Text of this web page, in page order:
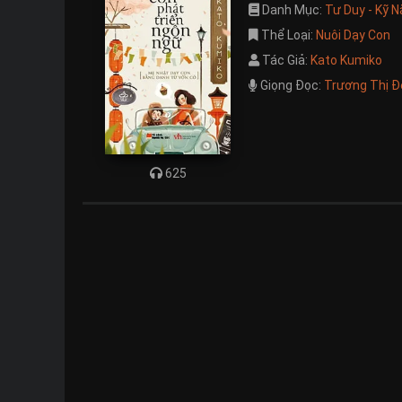
625
Danh Mục: Tư Duy - Kỹ
Thể Loại: Nuôi Dạy Con
Tác Giả: Kato Kumiko
Giọng Đọc: Trương Thị